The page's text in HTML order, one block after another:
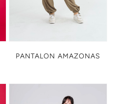
PANTALON AMAZONAS